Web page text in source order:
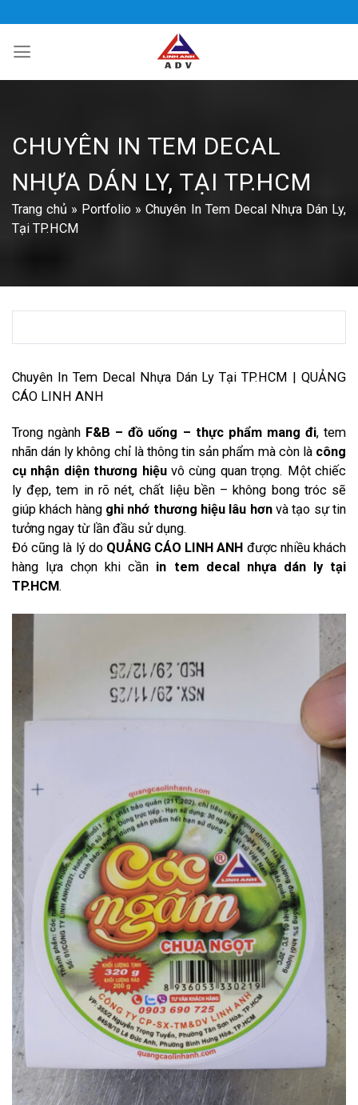
qua
nội
CHUYÊN IN TEM DECAL
NHỰA DÁN LY, TẠI TP.HCM
Trang chủ » Portfolio »Chuyên In Tem Decal Nhựa Dán Ly,
Tại TP.HCM
Chuyên In Tem Decal Nhựa Dán Ly Tại TP.HCM | QUẢNG
CÁO LINH ANH
Trong ngành F&B – đồ uống – thực phẩm mang đi, tem
nhãn dán ly không chỉ là thông tin sản phẩm mà còn là công
cụ nhận diện thương hiệuvô cùng quan trọng. Một chiếc
ly đẹp, tem in rõ nét, chất liệu bền – không bong tróc sẽ
giúp khách hàng ghi nhớ thương hiệu lâu hơnvà tạo sự tin
tưởng ngay từ lần đầu sử dụng.
Đó cũng là lý do QUẢNG CÁO LINH ANH được nhiều khách
hàng lựa chọn khi cần in tem decal nhựa dán ly tại
TP.HCM.